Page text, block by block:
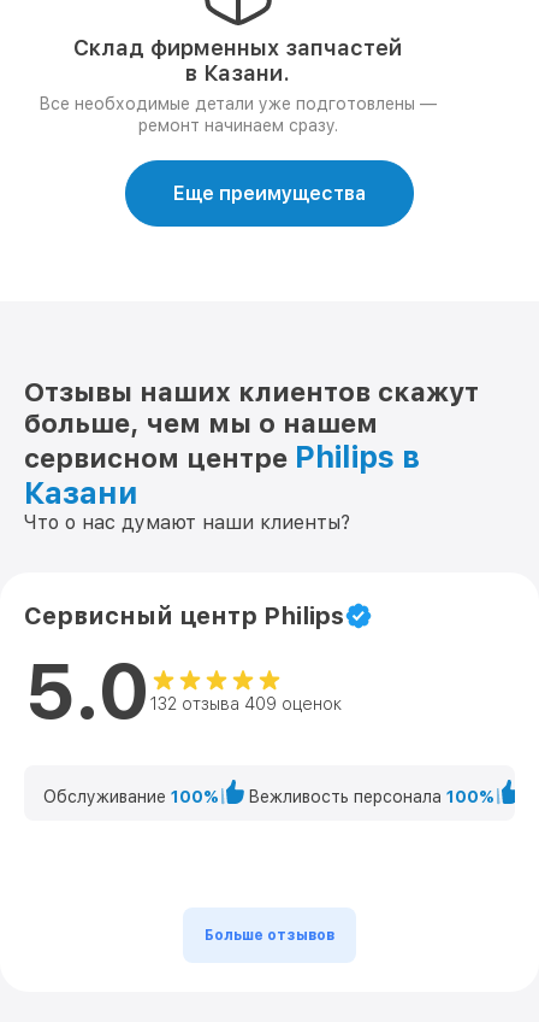
Склад фирменных запчастей
в Казани.
Все необходимые детали уже подготовлены —
ремонт начинаем сразу.
Еще преимущества
Отзывы наших клиентов скажут
больше, чем мы о нашем
сервисном центре Philips в
Казани
Что о нас думают наши клиенты?
Сервисный центр Philips
5.0 132 отзыва 409 оценок
Обслуживание 100% Вежливость персонала 100%
Больше отзывов